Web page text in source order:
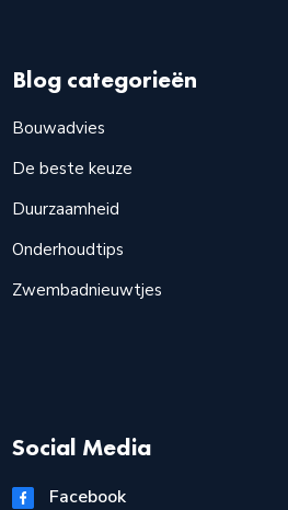
Blog categorieën
Bouwadvies
De beste keuze
Duurzaamheid
Onderhoudtips
Zwembadnieuwtjes
Social Media
Facebook